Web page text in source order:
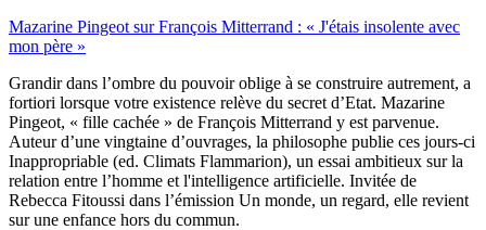
Mazarine Pingeot sur François Mitterrand : « J'étais insolente avec
mon père »
Grandir dans l’ombre du pouvoir oblige à se construire autrement, a
fortiori lorsque votre existence relève du secret d’Etat. Mazarine
Pingeot, « fille cachée » de François Mitterrand y est parvenue.
Auteur d’une vingtaine d’ouvrages, la philosophe publie ces jours-ci
Inappropriable (ed. Climats Flammarion), un essai ambitieux sur la
relation entre l’homme et l'intelligence artificielle. Invitée de
Rebecca Fitoussi dans l’émission Un monde, un regard, elle revient
sur une enfance hors du commun.